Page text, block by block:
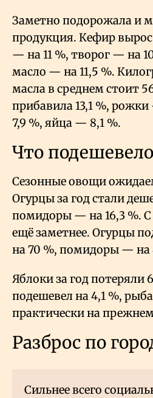
Заметно подорожала и
продукция. Кефир вырос
— на 11 %, творог — на
масло — на 11,5 %.
масла в среднем стоит
прибавила 13,1 %, рожки
7,9 %, яйца — 8,1 %.
Что подешевело
Сезонные овощи
Огурцы за год стали
помидоры — на 16,3 %.
ещё заметнее. Огурцы
на 70 %, помидоры — на
Яблоки за год потеряли
подешевел на 4,1 %,
практически на
Разброс по
Сильнее всего